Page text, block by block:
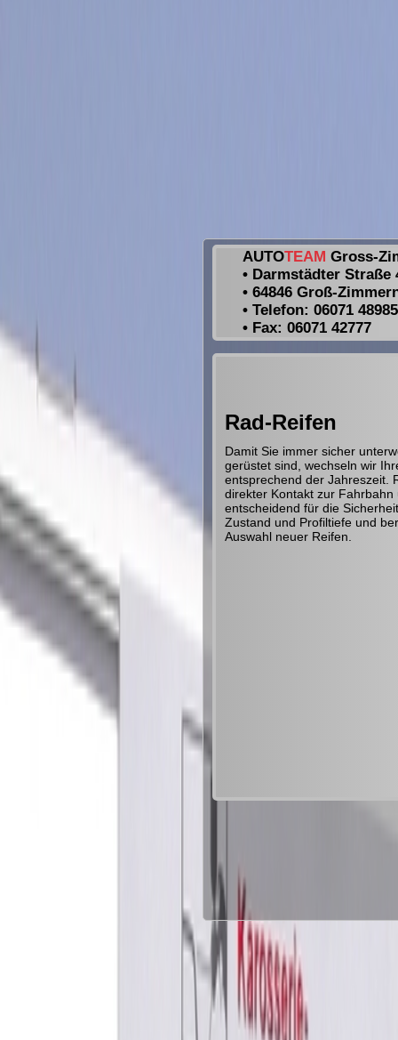
AUTOTEAM Gross-
• Darmstädter Straße
• 64846 Groß-
• Telefon: 06071
• Fax: 06071 42777
Rad-Reifen
Damit Sie immer sicher
gerüstet sind, wechseln wir
entsprechend der Jahreszeit.
direkter Kontakt zur Fahrbahn
entscheidend für die
Zustand und Profiltiefe und
Auswahl neuer Reifen.